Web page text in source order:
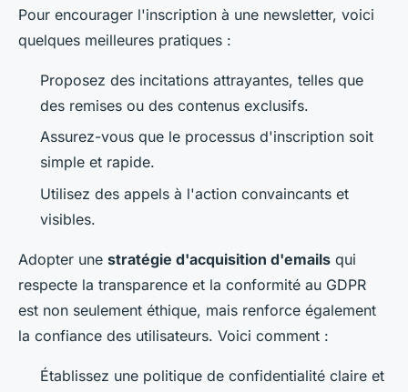
Pour encourager l'inscription à une newsletter, voici
quelques meilleures pratiques :
Proposez des incitations attrayantes, telles que
des remises ou des contenus exclusifs.
Assurez-vous que le processus d'inscription soit
simple et rapide.
Utilisez des appels à l'action convaincants et
visibles.
Adopter une stratégie d'acquisition d'emails qui
respecte la transparence et la conformité au GDPR
est non seulement éthique, mais renforce également
la confiance des utilisateurs. Voici comment :
Établissez une politique de confidentialité claire et